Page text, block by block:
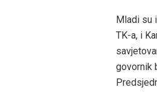
Mladi su
TK-a, i
govornik